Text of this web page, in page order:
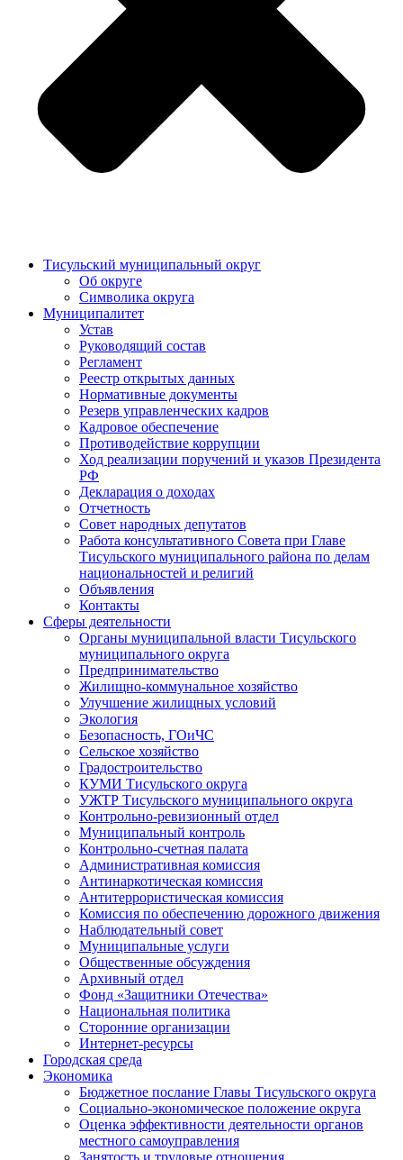
Тисульский муниципальный округ
Об округе
Символика округа
Муниципалитет
Устав
Руководящий состав
Регламент
Реестр открытых данных
Нормативные документы
Резерв управленческих кадров
Кадровое обеспечение
Противодействие коррупции
Ход реализации поручений и указов Президента
РФ
Декларация о доходах
Отчетность
Совет народных депутатов
Работа консультативного Совета при Главе
Тисульского муниципального района по делам
национальностей и религий
Объявления
Контакты
Сферы деятельности
Органы муниципальной власти Тисульского
муниципального округа
Предпринимательство
Жилищно-коммунальное хозяйство
Улучшение жилищных условий
Экология
Безопасность, ГОиЧС
Сельское хозяйство
Градостроительство
КУМИ Тисульского округа
УЖТР Тисульского муниципального округа
Контрольно-ревизионный отдел
Муниципальный контроль
Контрольно-счетная палата
Административная комиссия
Антинаркотическая комиссия
Антитеррористическая комиссия
Комиссия по обеспечению дорожного движения
Наблюдательный совет
Муниципальные услуги
Общественные обсуждения
Архивный отдел
Фонд «Защитники Отечества»
Национальная политика
Сторонние организации
Интернет-ресурсы
Городская среда
Экономика
Бюджетное послание Главы Тисульского округа
Социально-экономическое положение округа
Оценка эффективности деятельности органов
местного самоуправления
Занятость и трудовые отношения